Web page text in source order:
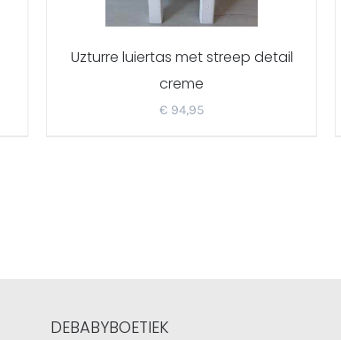
Uzturre luiertas met streep detail
creme
€ 94,95
DEBABYBOETIEK